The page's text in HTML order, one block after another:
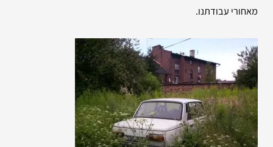
מאחורי עבודתנו.